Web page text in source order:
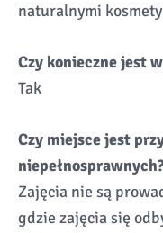
naturalnymi
Czy konieczne jest
Tak
Czy miejsce jest
Zajęcia nie są
gdzie zajęcia się